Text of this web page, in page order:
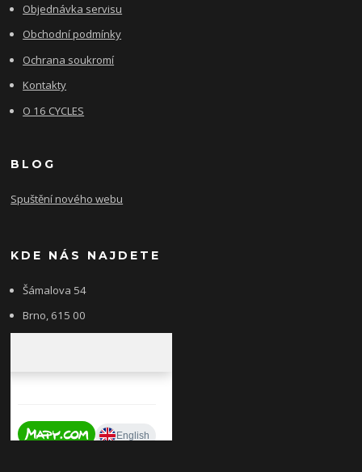
Objednávka servisu
Obchodní podmínky
Ochrana soukromí
Kontakty
O 16 CYCLES
BLOG
Spuštění nového webu
KDE NÁS NAJDETE
Šámalova 54
Brno, 615 00